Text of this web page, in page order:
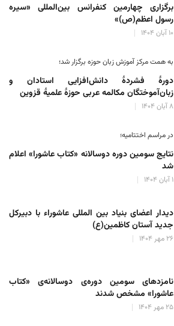
برگزاری چهارمین کنفرانس بین‌المللی «سیره
رسول اعظم(ص)»
۱۰ آبان ۱۴۰۴
به همت مرکز آموزش زبان حوزه‌ برگزار شد؛
دورهٔ فشردهٔ دانش‌افزایی استادان و
زبان‌آموختگان مکالمه عربی حوزهٔ علمیهٔ قزوین
۸ آبان ۱۴۰۴
در مراسم اختتامیه؛
نتایج سومین دوره‌ دوسالانه‌ «کتاب عاشورا» اعلام
شد
۱ آبان ۱۴۰۴
دیدار اعضای بنیاد بین المللی عاشوراء با دبیرکل
جدید آستان کاظمین(ع)
۲۶ مهر ۱۴۰۴
نامزدهای سومین دوره‌ی دوسالانه‌ی «کتاب
عاشورا» مشخص شدند
۲۵ مهر ۱۴۰۴